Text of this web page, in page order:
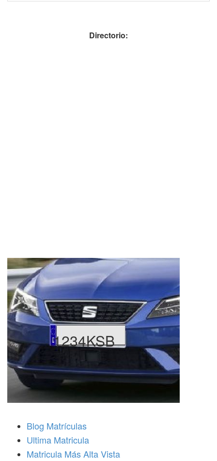
Directorio:
1234KSB
Blog Matrículas
Ultima Matricula
Matricula Más Alta Vista